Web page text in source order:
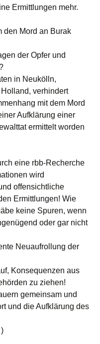
Ermittlungen mehr.
den Mord an Burak
der Opfer und
in Neukölln,
verhindert
mit dem Mord
Aufklärung einer
ermittelt worden
eine rbb-Recherche
wird
offensichtliche
Ermittlungen! Wie
keine Spuren, wenn
oder gar nicht
Neuaufrollung der
Konsequenzen aus
zu ziehen!
gemeinsam und
und die Aufklärung des